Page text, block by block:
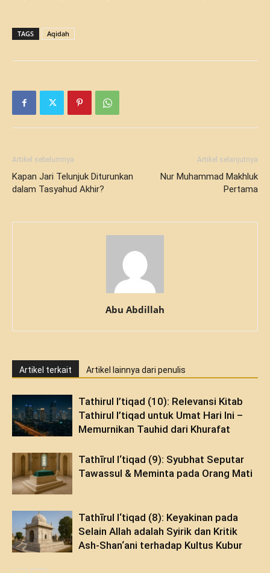
TAGS Aqidah
Artikel sebelumnya
Kapan Jari Telunjuk Diturunkan
dalam Tasyahud Akhir?
Artikel selanjutnya
Nur Muhammad Makhluk
Pertama
Abu Abdillah
Artikel terkait Artikel lainnya dari penulis
Tathirul I’tiqad (10): Relevansi Kitab
Tathirul I’tiqad untuk Umat Hari Ini –
Memurnikan Tauhid dari Khurafat
Tathīrul I‘tiqad (9): Syubhat Seputar
Tawassul & Meminta pada Orang Mati
Tathīrul I‘tiqad (8): Keyakinan pada
Selain Allah adalah Syirik dan Kritik
Ash-Shan‘ani terhadap Kultus Kubur